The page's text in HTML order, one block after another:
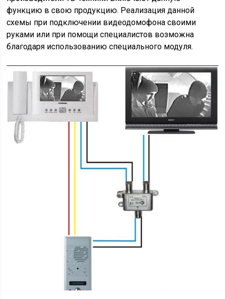
функцию в свою продукцию. Реализация данной
схемы при подключении видеодомофона своими
руками или при помощи специалистов возможна
благодаря использованию специального модуля.